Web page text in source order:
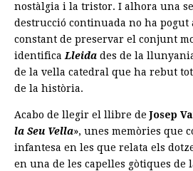
nostàlgia i la tristor. I alhora una
destrucció continuada no ha pogut
constant de preservar el conjunt
identificaLleida des de la
de la vella catedral que ha rebut
de la història.
Acabo de llegir el llibre de Josep
la Seu Vella», unes memòries que
infantesa en les que relata els
en una de les capelles gòtiques de